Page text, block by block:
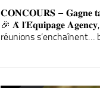
𝐂𝐎𝐍𝐂𝐎𝐔𝐑𝐒 – 𝐆𝐚𝐠𝐧𝐞 𝐭𝐚
🎉 𝐀̀ 𝐥’𝐄́𝐪𝐮𝐢𝐩𝐚𝐠𝐞
réunions s’enchaînent…